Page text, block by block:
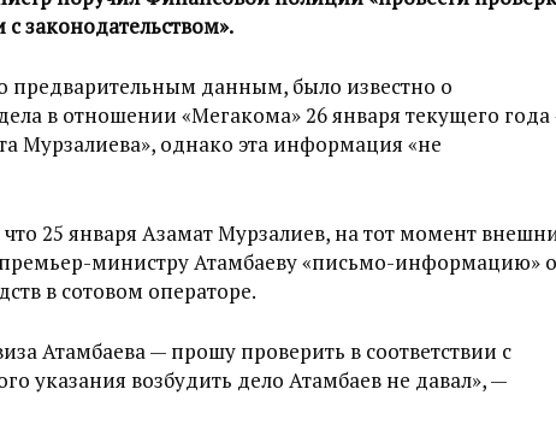
с законодательством».
предварительным данным, было известно о
в отношении «Мегакома» 26 января текущего года
Мурзалиева», однако эта информация «не
25 января Азамат Мурзалиев, на тот момент
министру Атамбаеву «письмо-информацию» о
в сотовом операторе.
Атамбаева — прошу проверить в соответствии с
указания возбудить дело Атамбаев не давал», —